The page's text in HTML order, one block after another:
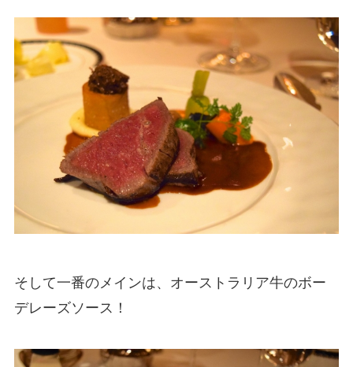
そして一番のメインは、オーストラリア牛のボー
デレーズソース！